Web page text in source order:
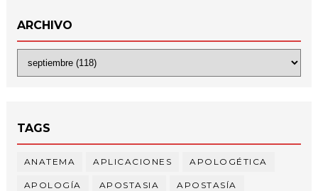
ARCHIVO
TAGS
ANATEMA APLICACIONES APOLOGÉTICA
APOLOGÍA APOSTASIA APOSTASÍA